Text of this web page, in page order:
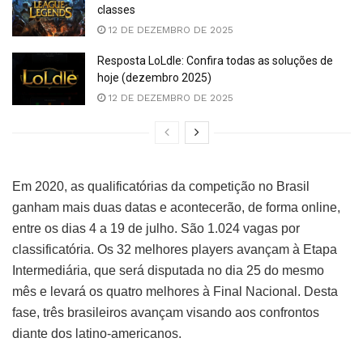
classes
12 DE DEZEMBRO DE 2025
Resposta LoLdle: Confira todas as soluções de
hoje (dezembro 2025)
12 DE DEZEMBRO DE 2025
Em 2020, as qualificatórias da competição no Brasil
ganham mais duas datas e acontecerão, de forma online,
entre os dias 4 a 19 de julho. São 1.024 vagas por
classificatória. Os 32 melhores players avançam à Etapa
Intermediária, que será disputada no dia 25 do mesmo
mês e levará os quatro melhores à Final Nacional. Desta
fase, três brasileiros avançam visando aos confrontos
diante dos latino-americanos.